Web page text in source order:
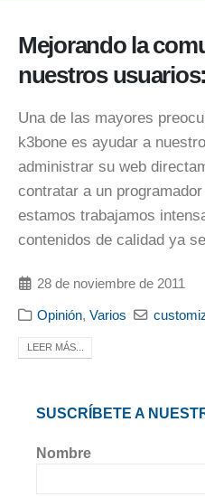
Mejorando la
nuestros
Una de las mayores
k3bone es ayudar a
administrar su web
contratar a un
estamos trabajamos
contenidos de calidad ya
28 de noviembre de 2011
Opinión,Varios
LEER MÁS...
SUSCRÍBETE A
Nombre